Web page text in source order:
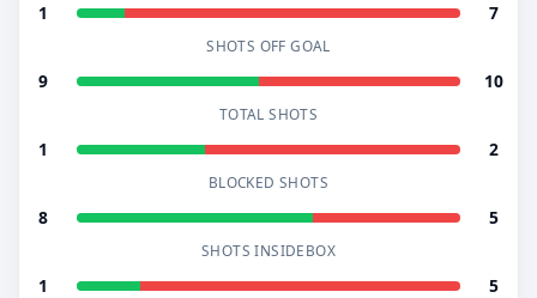
1 7
SHOTS OFF GOAL
9 10
TOTAL SHOTS
1 2
BLOCKED SHOTS
8 5
SHOTS INSIDEBOX
1 5